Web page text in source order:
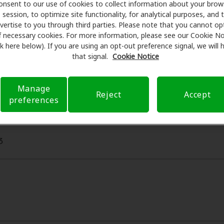
to our use of cookies to collect information about your
session, to optimize site functionality, for analytical purposes, and
to you through third parties. Please note that you cannot
necessary cookies. For more information, please see our Cookie
here below). If you are using an opt-out preference signal, we will
that signal. Cookie Notice
Manage
preferences
Reject Accept
exámenes con profesionales licenciados para
de su consulta en Miracle-Ear Center, Amplifon Hearing
para reducir sus gastos de bolsillo y de presentar
de atención auditiva y liberarlo de
el seguro y con opciones de pago flexibles cuando